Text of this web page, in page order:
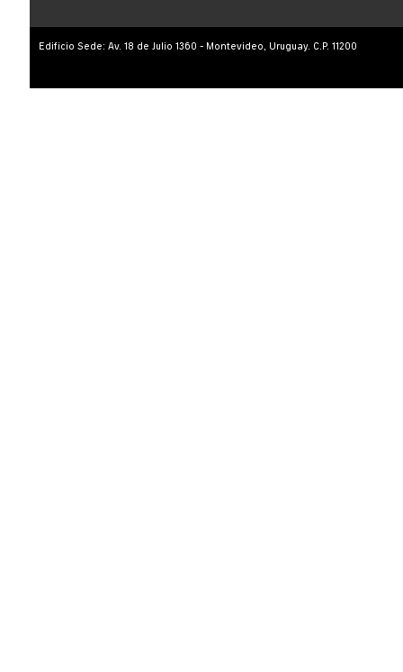
Edificio Sede: Av. 18 de Julio 1360 - Montevideo, Uruguay. C.P. 11200